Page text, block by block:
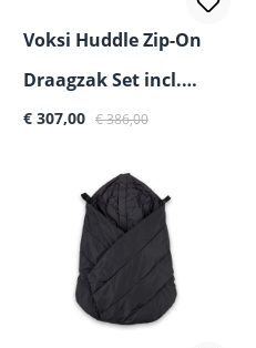
Voksi Huddle Zip-On
Draagzak Set incl.
Accessoires
€ 307,00 € 386,00